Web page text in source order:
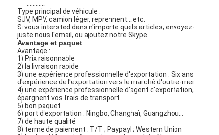
Type principal de véhicule :
SUV, MPV, camion léger, reprennent….etc.
Si vous intersted dans n'importe quels articles, envoyez-
juste nous l'email, ou ajoutez notre Skype.
Avantage et paquet
Avantage :
1) Prix raisonnable
2) la livraison rapide
3) une expérience professionnelle d'exportation : Six ans
d'expérience de l'exportation vers le marché d'outre-mer
4) une expérience professionnelle d'agent d'exportation,
épargnent vos frais de transport
5) bon paquet
6) port d'exportation : Ningbo, Changhaï, Guangzhou…
7) de haute qualité
8) terme de paiement : T/T ; Paypayl ; Western Union